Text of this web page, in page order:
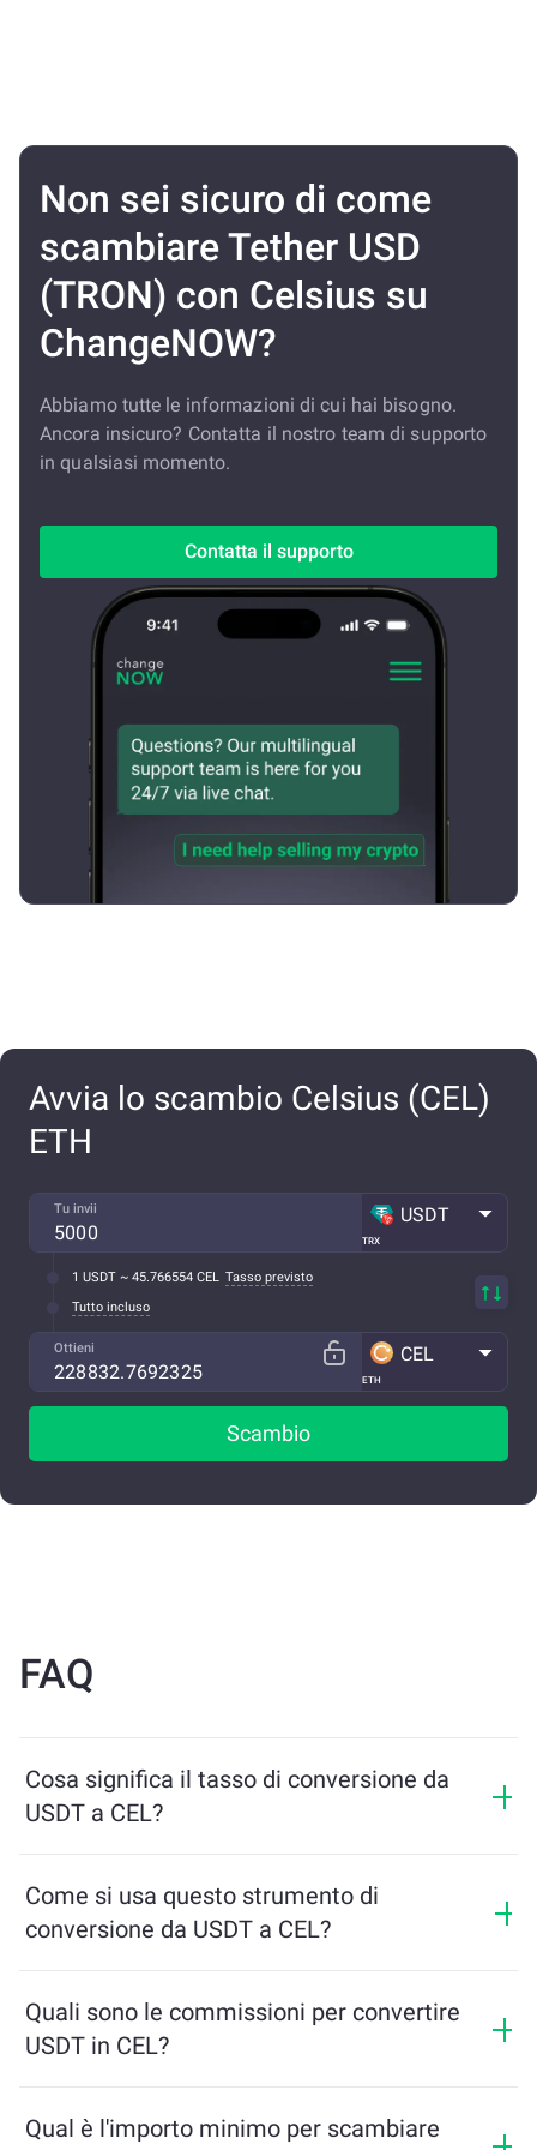
Non sei sicuro di come
scambiare Tether USD
(TRON) con Celsius su
ChangeNOW?
Abbiamo tutte le informazioni di cui hai bisogno.
Ancora insicuro? Contatta il nostro team di supporto
in qualsiasi momento.
Contatta il supporto
Avvia lo scambio Celsius (CEL)
ETH
Tu invii
TRX
USDT
1 USDT ~ 45.766554 CEL Tasso previsto
Tutto incluso
Ottieni
ETH
CEL
Scambio
FAQ
Cosa significa il tasso di conversione da
USDT a CEL?
cambio di USDT. Questo tasso varia in base alle
condizioni di mercato, all’offerta e alla domanda, e alla
Come si usa questo strumento di
conversione da USDT a CEL?
scambiare, e lo strumento calcolerà l’importo stimato
di CEL che riceverai. Poi segui i passaggi per
Quali sono le commissioni per convertire
USDT in CEL?
alla liquidità e alle condizioni di mercato. ChangeNOW
Qual è l'importo minimo per scambiare